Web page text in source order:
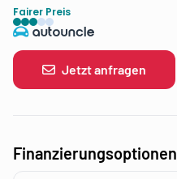
Fairer Preis
Jetzt anfragen
Finanzierungsoptionen